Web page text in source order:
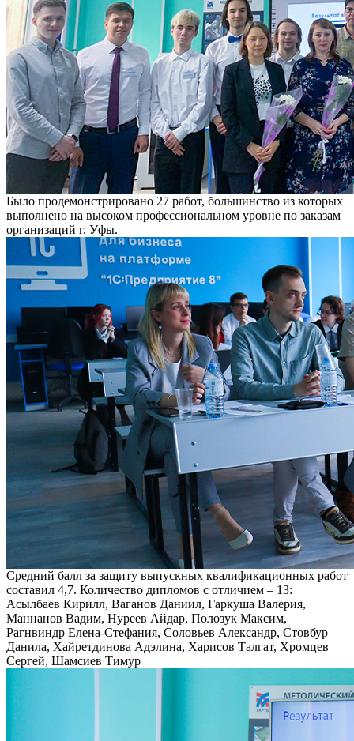
Было продемонстрировано 27 работ, большинство из которых
выполнено на высоком профессиональном уровне по заказам
организаций г. Уфы.
Средний балл за защиту выпускных квалификационных работ
составил 4,7. Количество дипломов с отличием – 13:
Асылбаев Кирилл, Ваганов Даниил, Гаркуша Валерия,
Маннанов Вадим, Нуреев Айдар, Полозук Максим,
Рагнвиндр Елена-Стефания, Соловьев Александр, Стовбур
Данила, Хайретдинова Адэлина, Харисов Талгат, Хромцев
Сергей, Шамсиев Тимур